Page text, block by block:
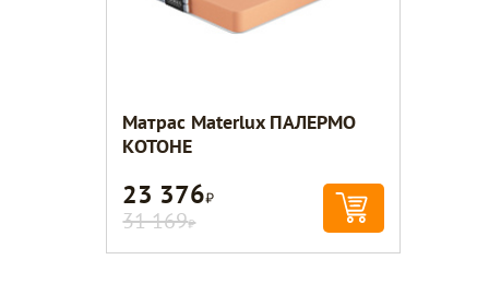
Матрас Materlux ПАЛЕРМО
КОТОНЕ
23 376Р
31 169Р